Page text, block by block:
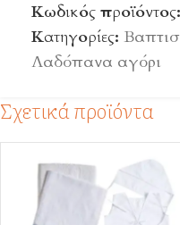
Κωδικός προϊόντος:
Κατηγορίες:
Λαδόπανα αγόρι
Σχετικά προϊόντα